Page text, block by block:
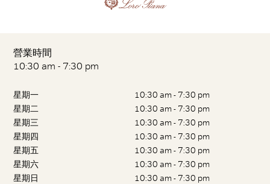
營業時間
10:30 am - 7:30 pm
星期一
10:30 am - 7:30 pm
星期二
10:30 am - 7:30 pm
星期三
10:30 am - 7:30 pm
星期四
10:30 am - 7:30 pm
星期五
10:30 am - 7:30 pm
星期六
10:30 am - 7:30 pm
星期日
10:30 am - 7:30 pm